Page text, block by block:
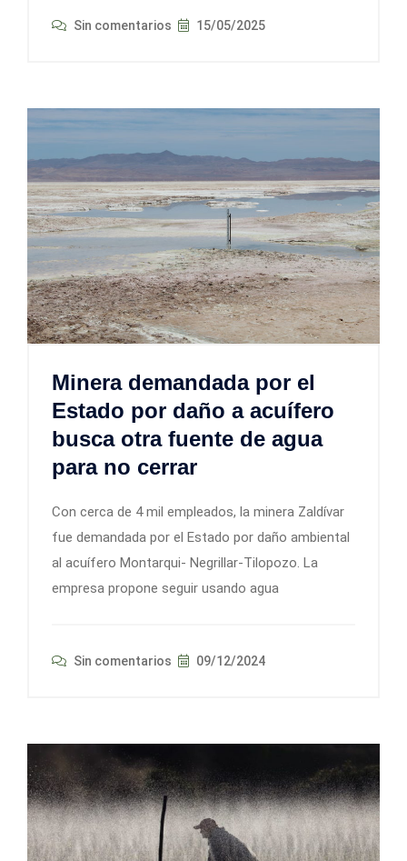
Sin comentarios 15/05/2025
Minera demandada por el
Estado por daño a acuífero
busca otra fuente de agua
para no cerrar
Con cerca de 4 mil empleados, la minera Zaldívar
fue demandada por el Estado por daño ambiental
al acuífero Montarqui- Negrillar-Tilopozo. La
empresa propone seguir usando agua
Sin comentarios 09/12/2024